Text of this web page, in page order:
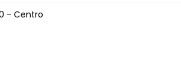
- Centro